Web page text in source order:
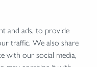
and ads, to provide
traffic. We also share
with our social media,